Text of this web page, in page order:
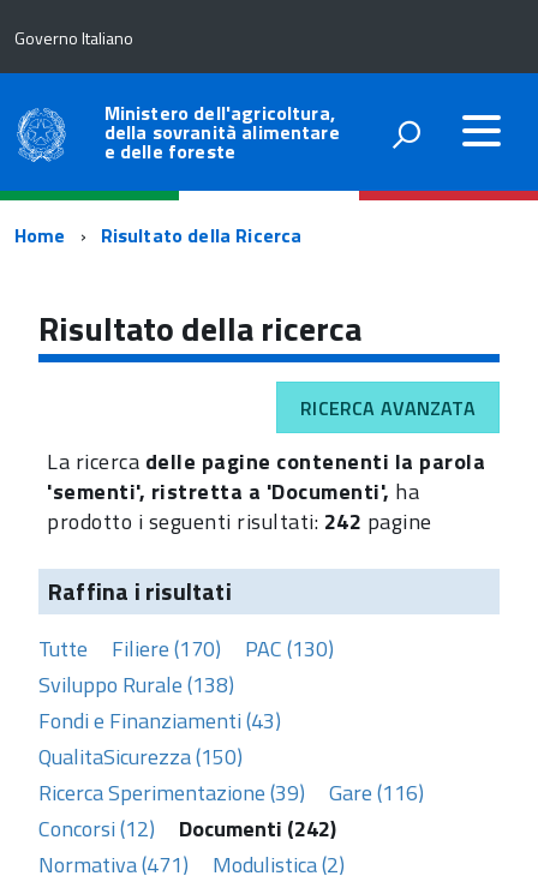
Governo Italiano
Ministero dell'agricoltura,
della sovranità alimentare
e delle foreste
Percorso
navigazione
Home Risultato della Ricerca
Risultato della ricerca
RICERCA AVANZATA
La ricerca delle pagine contenenti la parola
'sementi', ristretta a 'Documenti', ha
prodotto i seguenti risultati: 242 pagine
Raffina i risultati
Tutte Filiere (170)
PAC (130)
Sviluppo Rurale (138)
Fondi e Finanziamenti (43)
QualitaSicurezza (150)
Ricerca Sperimentazione (39)
Gare (116)
Concorsi (12)
Documenti (242)
Normativa (471)
Modulistica (2)